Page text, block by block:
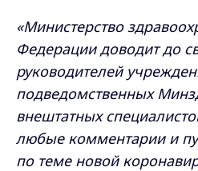
«Министерство
Федерации доводит до
руководителей
подведомственных
внештатных
любые комментарии и
по теме новой